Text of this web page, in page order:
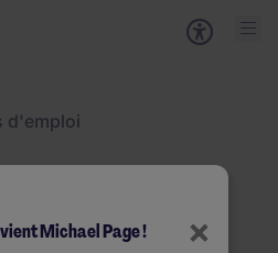
d'emploi
Maintenance
H/F ×
Michael Page !